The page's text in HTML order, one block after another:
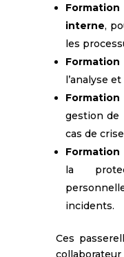
interne,
les
l’analyse
Formation
gestion de
cas de
Formation
la
incidents.
Ces